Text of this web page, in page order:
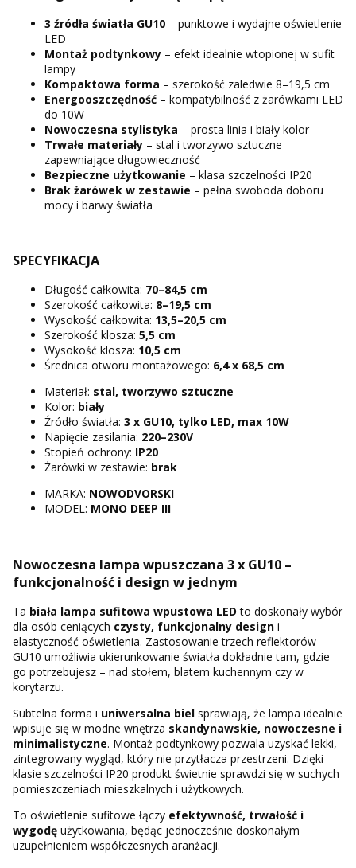
3 źródła światła GU10 – punktowe i wydajne oświetlenie
LED
Montaż podtynkowy – efekt idealnie wtopionej w sufit
lampy
Kompaktowa forma – szerokość zaledwie 8–19,5 cm
Energooszczędność – kompatybilność z żarówkami LED
do 10W
Nowoczesna stylistyka – prosta linia i biały kolor
Trwałe materiały – stal i tworzywo sztuczne
zapewniające długowieczność
Bezpieczne użytkowanie – klasa szczelności IP20
Brak żarówek w zestawie – pełna swoboda doboru
mocy i barwy światła
SPECYFIKACJA
Długość całkowita: 70–84,5 cm
Szerokość całkowita: 8–19,5 cm
Wysokość całkowita: 13,5–20,5 cm
Szerokość klosza: 5,5 cm
Wysokość klosza: 10,5 cm
Średnica otworu montażowego: 6,4 x 68,5 cm
Materiał: stal, tworzywo sztuczne
Kolor: biały
Źródło światła: 3 x GU10, tylko LED, max 10W
Napięcie zasilania: 220–230V
Stopień ochrony: IP20
Żarówki w zestawie: brak
MARKA: NOWODVORSKI
MODEL: MONO DEEP III
Nowoczesna lampa wpuszczana 3 x GU10 –
funkcjonalność i design w jednym
Ta biała lampa sufitowa wpustowa LED to doskonały wybór
dla osób ceniących czysty, funkcjonalny design i
elastyczność oświetlenia. Zastosowanie trzech reflektorów
GU10 umożliwia ukierunkowanie światła dokładnie tam, gdzie
go potrzebujesz – nad stołem, blatem kuchennym czy w
korytarzu.
Subtelna forma i uniwersalna biel sprawiają, że lampa idealnie
wpisuje się w modne wnętrza skandynawskie, nowoczesne i
minimalistyczne. Montaż podtynkowy pozwala uzyskać lekki,
zintegrowany wygląd, który nie przytłacza przestrzeni. Dzięki
klasie szczelności IP20 produkt świetnie sprawdzi się w suchych
pomieszczeniach mieszkalnych i użytkowych.
To oświetlenie sufitowe łączy efektywność, trwałość i
wygodę użytkowania, będąc jednocześnie doskonałym
uzupełnieniem współczesnych aranżacji.